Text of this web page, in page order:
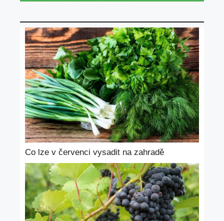
Co lze v červenci vysadit na zahradě